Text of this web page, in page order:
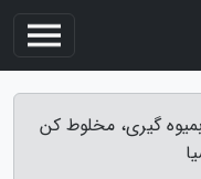
پارس خزر؛ آبمیوه گیری، مخلوط کن